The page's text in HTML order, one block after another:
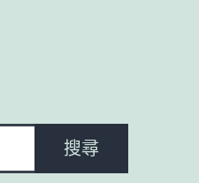
搜尋